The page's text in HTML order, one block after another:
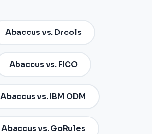
Abaccus vs. Drools
Abaccus vs. FICO
Abaccus vs. IBM ODM
Abaccus vs. GoRules